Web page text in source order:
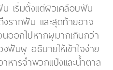
เริ่มตั้งแต่ผิวเคลือบฟัน
รากฟัน และสุดท้ายอาจ
ออกไปหากผุมากเกินกว่า
ฟันผุ อธิบายให้เข้าใจง่าย
หารจำพวกแป้งและน้ำตาล